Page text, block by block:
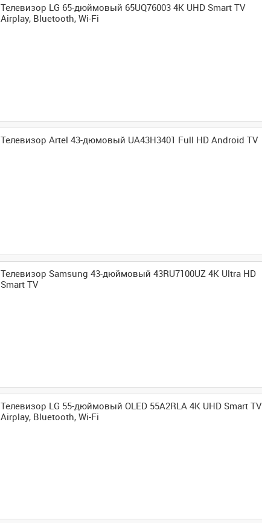
Телевизор LG 65-дюймовый 65UQ76003 4K UHD Smart TV
Airplay, Bluetooth, Wi-Fi
Телевизор Artel 43-дюмовый UA43H3401 Full HD Android TV
Телевизор Samsung 43-дюймовый 43RU7100UZ 4K Ultra HD
Smart TV
Телевизор LG 55-дюймовый OLED 55A2RLA 4K UHD Smart TV
Airplay, Bluetooth, Wi-Fi